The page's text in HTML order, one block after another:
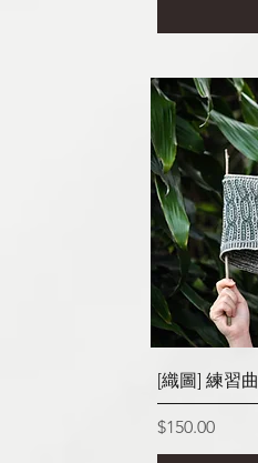
[織圖] 練習曲
價格
$150.00